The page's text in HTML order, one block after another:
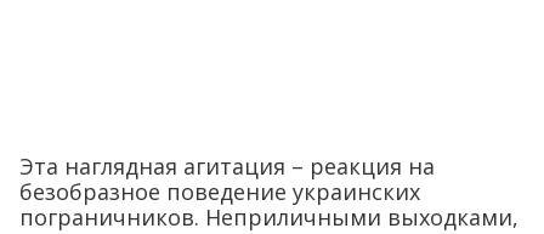
Эта наглядная агитация – реакция на
безобразное поведение украинских
пограничников. Неприличными выходками,